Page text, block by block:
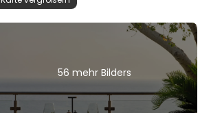
56 mehr Bilders